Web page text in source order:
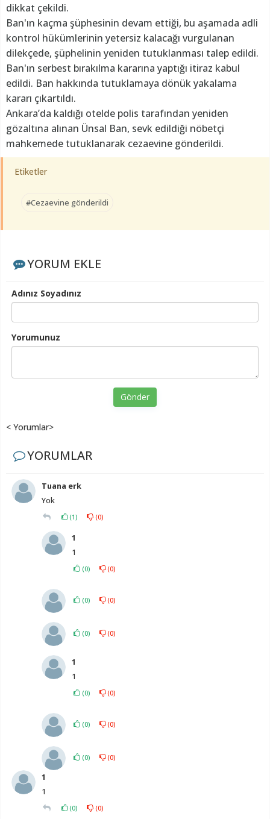
dikkat çekildi.
Ban'ın kaçma şüphesinin devam ettiği, bu aşamada adli
kontrol hükümlerinin yetersiz kalacağı vurgulanan
dilekçede, şüphelinin yeniden tutuklanması talep edildi.
Ban'ın serbest bırakılma kararına yaptığı itiraz kabul
edildi. Ban hakkında tutuklamaya dönük yakalama
kararı çıkartıldı.
Ankara’da kaldığı otelde polis tarafından yeniden
gözaltına alınan Ünsal Ban, sevk edildiği nöbetçi
mahkemede tutuklanarak cezaevine gönderildi.
Etiketler
#Cezaevine gönderildi
YORUM EKLE
Adınız Soyadınız
Yorumunuz
Gönder
< Yorumlar>
YORUMLAR
Tuana erk
Yok
(1) (0)
1
1
(0) (0)
(0) (0)
(0) (0)
1
1
(0) (0)
(0) (0)
(0) (0)
1
1
(0) (0)